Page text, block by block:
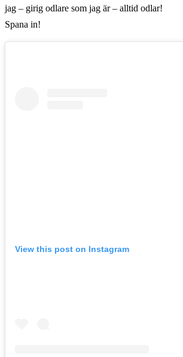
jag – girig odlare som jag är – alltid odlar!
Spana in!
View this post on Instagram